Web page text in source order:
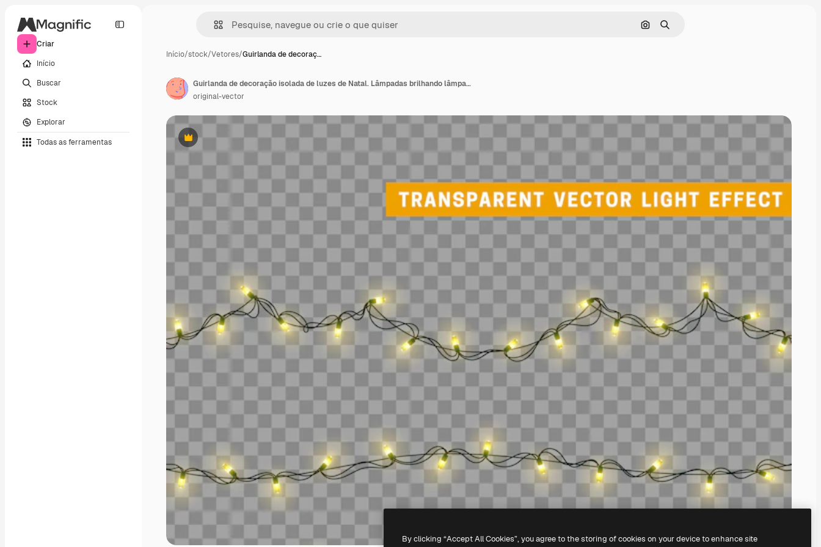
Criar
Início
Buscar
Stock
Explorar
Todas as ferramentas
Pesquisar por imagem
Buscar
Início/stock/Vetores/Guirlanda de decoraç…
Premium
Guirlanda de decoração isolada de luzes de Natal. Lâmpadas brilhando lâmpada led neon colorida. Decoração de férias de Natal. Efeito de luz de design 3D realista. Guirlandas de lâmpadas elemento decorativo de ano novo. Ilustração vetorial
original-vector
By clicking “Accept All Cookies”, you agree to the storing of cookies on your device to enhance site